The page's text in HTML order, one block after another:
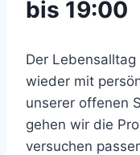
bis 19:00
Der
wieder mit
unserer offenen
gehen wir die
versuchen